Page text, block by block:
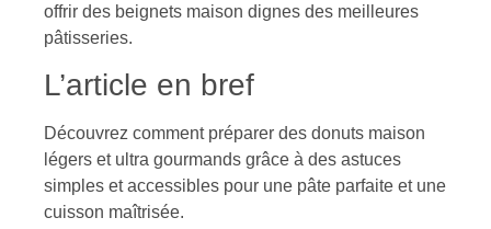
offrir des beignets maison dignes des meilleures
pâtisseries.
L’article en bref
Découvrez comment préparer des donuts maison
légers et ultra gourmands grâce à des astuces
simples et accessibles pour une pâte parfaite et une
cuisson maîtrisée.